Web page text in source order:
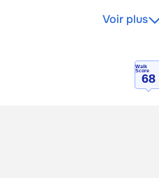
Voir plus
Walk
Score
68